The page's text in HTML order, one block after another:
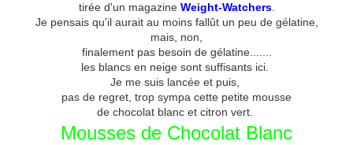
tirée d'un magazine Weight-Watchers.
Je pensais qu'il aurait au moins fallût un peu de gélatine,
mais, non,
finalement pas besoin de gélatine.......
les blancs en neige sont suffisants ici.
Je me suis lancée et puis,
pas de regret, trop sympa cette petite mousse
de chocolat blanc et citron vert.
Mousses de Chocolat Blanc